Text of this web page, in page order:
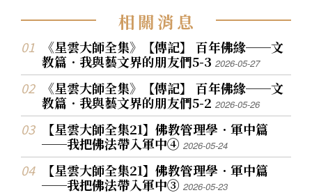
相關消息
《星雲大師全集》【傳記】 百年佛緣──文
教篇．我與藝文界的朋友們5-32026-05-27
《星雲大師全集》【傳記】 百年佛緣──文
教篇．我與藝文界的朋友們5-22026-05-26
【星雲大師全集21】佛教管理學．軍中篇
──我把佛法帶入軍中④2026-05-24
【星雲大師全集21】佛教管理學．軍中篇
──我把佛法帶入軍中③2026-05-23